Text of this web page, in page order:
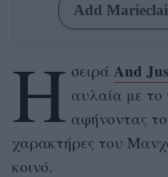
Add
Η σειρά And
αυλαία με το
αφήνοντας
χαρακτήρες του
κοινό.